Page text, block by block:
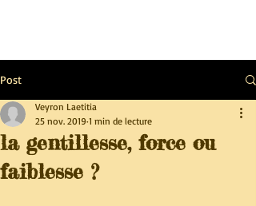
Post
la gentillesse, force ou
faiblesse ?
Veyron Laetitia
25 nov. 2019 1 min de lecture